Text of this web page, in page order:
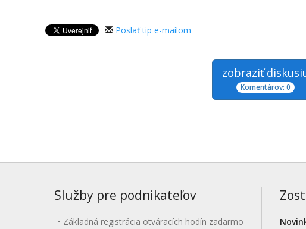
Poslať tip e-mailom
zobraziť
Komentárov: 0
Služby pre podnikateľov
Základná registrácia otváracích hodín zadarmo